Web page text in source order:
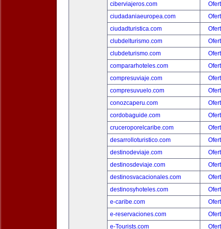
ciberviajeros.com
ciudadaniaeuropea.com
ciudadturistica.com
clubdelturismo.com
clubdeturismo.com
compararhoteles.com
compresuviaje.com
compresuvuelo.com
conozcaperu.com
cordobaguide.com
cruceroporelcaribe.com
desarrolloturistico.com
destinodeviaje.com
destinosdeviaje.com
destinosvacacionales.com
destinosyhoteles.com
e-caribe.com
e-reservaciones.com
e-Tourists.com